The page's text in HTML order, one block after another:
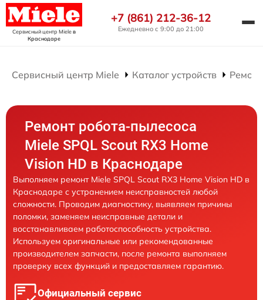
Сервисный центр Mieleв
Краснодаре
+7 (861) 212-36-12
Ежедневно с 9:00 до 21:00
Сервисный центр Miele Каталог устройств
Ремонт робота-пылесоса
Miele SPQL Scout RX3 Home
Vision HD в Краснодаре
Выполняем ремонт Miele SPQL Scout RX3 Home Vision HD в
Краснодаре с устранением неисправностей любой
сложности. Проводим диагностику, выявляем причины
поломки, заменяем неисправные детали и
восстанавливаем работоспособность устройства.
Используем оригинальные или рекомендованные
производителем запчасти, после ремонта выполняем
проверку всех функций и предоставляем гарантию.
Официальный сервис